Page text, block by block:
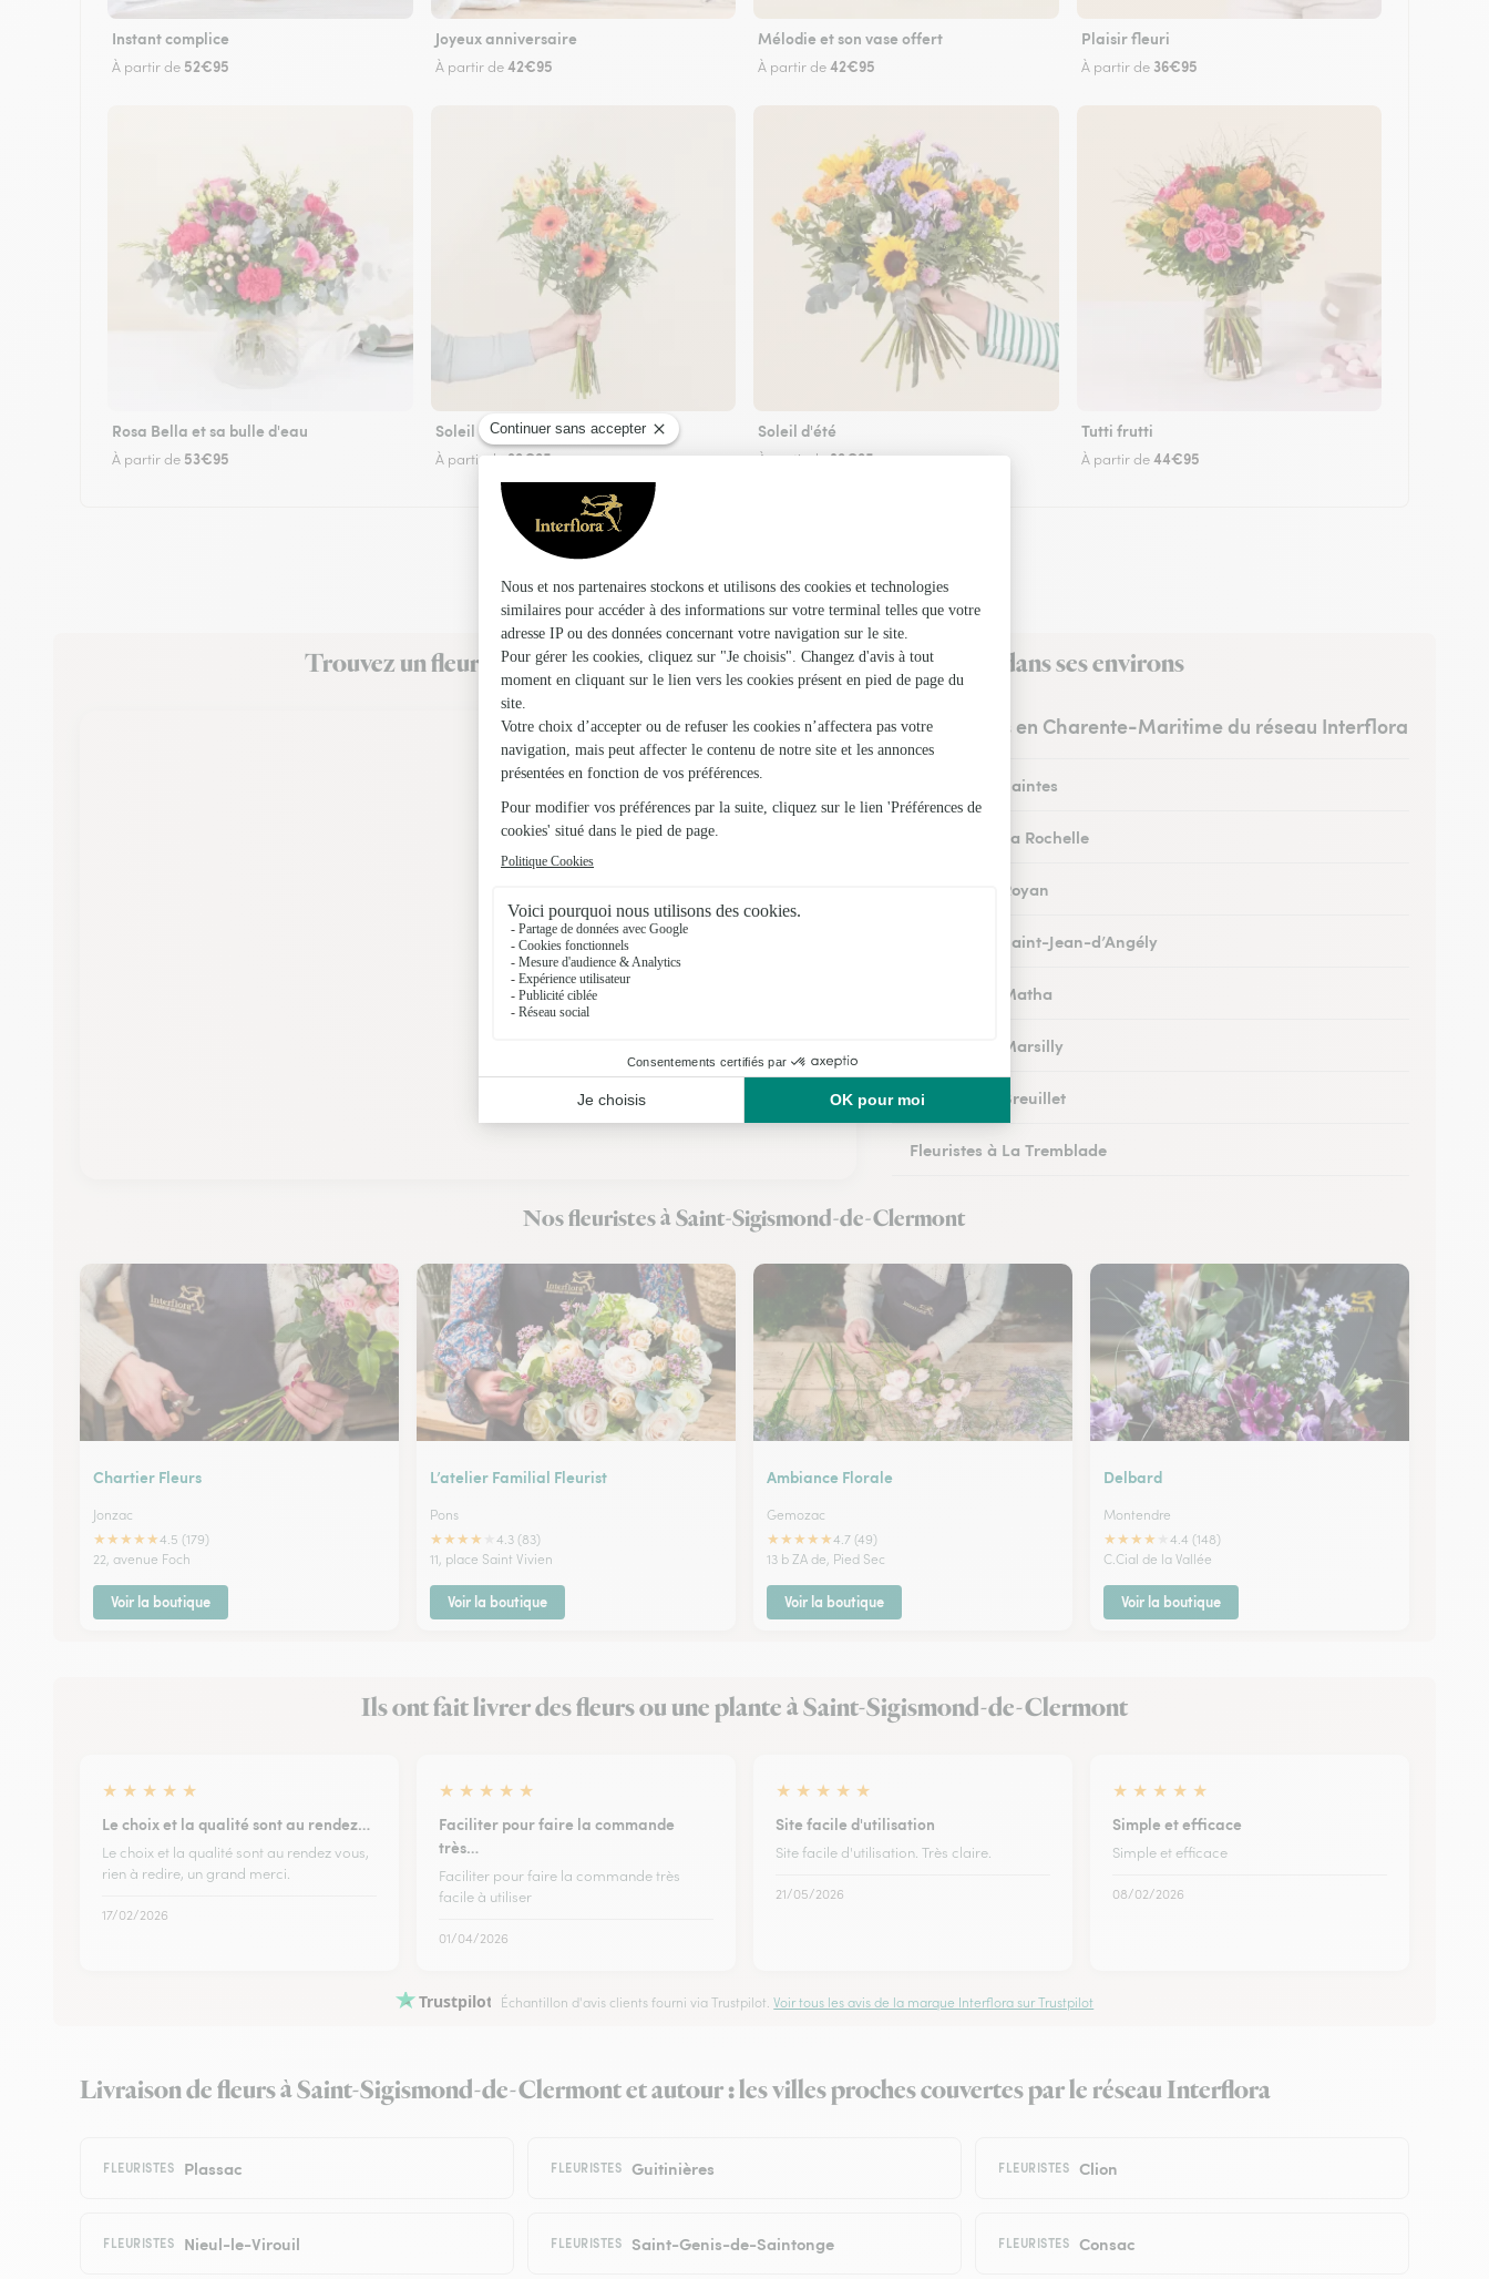
Instant complice
À partir de 52€95
Joyeux anniversaire
À partir de42€95
Mélodie et son vase offert
À partir de42€95
Plaisir fleuri
À partir de 36€95
Rosa Bella et sa bulle d'eau
À partir de 53€95
Soleil
À partir de29€95
Soleil d'été
À partir de39€95
Tutti frutti
À partir de44€95
Trouvez un fleuriste Interflora à Saint-Sigismond-de-Clermont et dans ses environs
Les fleuristes en Charente-Maritime du réseau Interflora
Fleuristes à Saintes
Fleuristes à La Rochelle
Fleuristes à Royan
Fleuristes à Saint-Jean-d’Angély
Fleuristes à Matha
Fleuristes à Marsilly
Fleuristes à Breuillet
Fleuristes à La Tremblade
Nos fleuristes à Saint-Sigismond-de-Clermont
Chartier Fleurs
Jonzac
★★★★★4.5 (179)
22, avenue Foch
Voir la boutique
L’atelier Familial Fleurist
Pons
★★★★
4.3 (83)
11, place Saint Vivien
Voir la boutique
Ambiance Florale
Gemozac
★★★★★4.7 (49)
13 b ZA de, Pied Sec
Voir la boutique
Delbard
Montendre
★★★★
4.4 (148)
C.Cial de la Vallée
Voir la boutique
Ils ont fait livrer des fleurs ou une plante à Saint-Sigismond-de-Clermont
★ ★ ★ ★ ★
Le choix et la qualité sont au rendez…
Le choix et la qualité sont au rendez vous,
rien à redire, un grand merci.
17/02/2026
★ ★ ★ ★ ★
Faciliter pour faire la commande
très…
Faciliter pour faire la commande très
facile à utiliser
01/04/2026
★ ★ ★ ★ ★
Site facile d'utilisation
Site facile d'utilisation. Très claire.
21/05/2026
★ ★ ★ ★ ★
Simple et efficace
Simple et efficace
08/02/2026
Trustpilot Échantillon d'avis clients fourni via Trustpilot.Voir tous les avis de la marque Interflora sur Trustpilot
Livraison de fleurs à Saint-Sigismond-de-Clermont et autour : les villes proches couvertes par le réseau Interflora
FLEURISTES Plassac FLEURISTES Guitinières FLEURISTES Clion
FLEURISTES Nieul-le-Virouil FLEURISTES Saint-Genis-de-Saintonge FLEURISTES Consac